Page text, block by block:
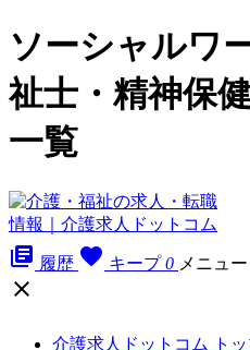
ソーシャルワ
祉士・精神保
一覧
library_books 履歴 favorite キープ 0 メニュー

介護求人ドットコム ト